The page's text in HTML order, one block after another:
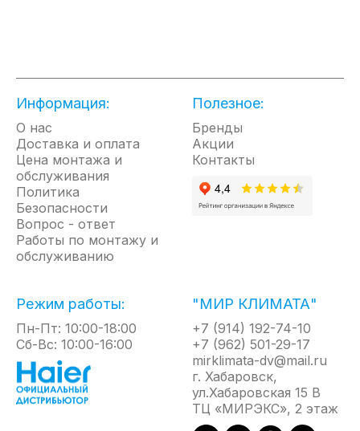
размеры (264х352х160мм) позволяют
устройству гармонично вписаться в любой
интерьер.
Универсальный монтаж и скрытое подключение
предоставляют возможность установить прибор
как вертикально, так и горизонтально.
Тихую и производительную работу прибора
обеспечивает инверторный DC-двигатель.
Прибор имеет 7 скоростей и набор полезных
режимов.Turbo-режим - полное обновление
воздуха за 15 минут в помещении до 15 м2.
делает работу прибора
Информация:
О нас
Доставка и оплата
Цена монтажа и
обслуживания
Политика
Безопасности
Вопрос - ответ
Работы по монтажу и
обслуживанию
Полезное:
Бренды
Акции
Контакты
Режим работы:
Пн-Пт: 10:00-18:00
Сб-Вс: 10:00-16:00
"МИР КЛИМАТА"
+7 (914) 192-74-10
+7 (962) 501-29-17
mirklimata-dv@mail.ru
г. Хабаровск,
ул.Хабаровская 15 В
ТЦ «МИРЭКС», 2 этаж